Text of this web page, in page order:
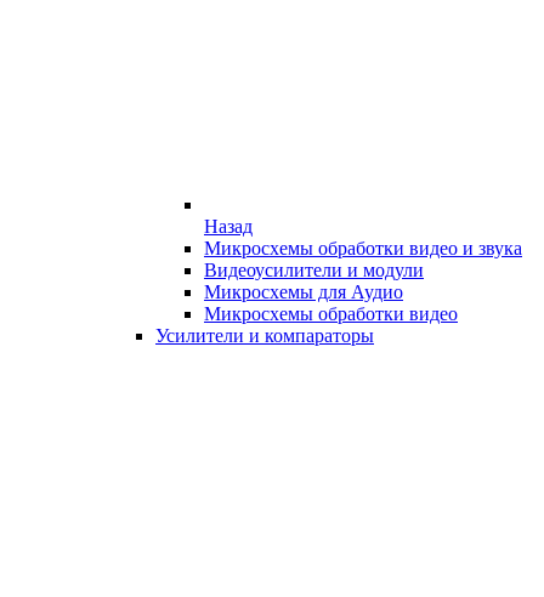
Назад
Микросхемы обработки видео и звука
Видеоусилители и модули
Микросхемы для Аудио
Микросхемы обработки видео
Усилители и компараторы